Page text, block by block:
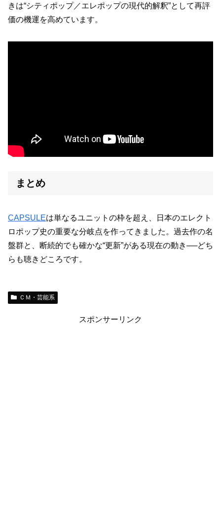
きは“シティポップ／エレポップの現代的解釈”として再評
価の機運を高めています。
まとめ
CAPSULEは単なるユニットの枠を超え、日本のエレクト
ロポップ史の重要な分岐点を作ってきました。過去作の名
盤群と、断続的でも確かな“更新”がある現在の動き──どち
らも聴きどころです。
ＣＭ・芸能系
スポンサーリンク